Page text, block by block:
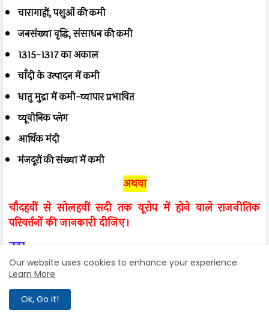
चारागाहों, पशुओं की कमी
जनसंख्या वृद्धि, संसाधन की कमी
1315-1317 का अकाल
चाँदी के उत्पादन में कमी
धातु मुद्रा में कमी-व्यापार प्रभावित
व्यूवोनिक प्लेग
आर्थिक मंदी
मंजदूरों की संख्या में कमी
अथवा
चौदहवीं से सोलहवीं सदी तक यूरोप में होने वाले राजनीतिक
परिवर्त्तनों की जानकारी दीजिए।
उत्तर-
12वीं और 13वीं सदी में होने वाले सामाजिक परिवर्तन से राजतंत्र को
सफलता
शक्तिशाली राजतंत्र का उदय 'नए शासक' (The New Monarch)
Our website uses cookies to enhance your experience.
Learn More
Ok, Go it!